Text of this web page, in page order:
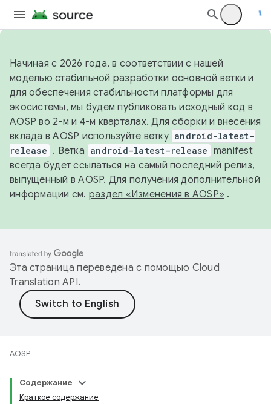
Начиная с 2026 года, в соответствии с нашей
моделью стабильной разработки основной ветки и
для обеспечения стабильности платформы для
экосистемы, мы будем публиковать исходный код в
AOSP во 2-м и 4-м кварталах. Для сборки и внесения
вклада в AOSP используйте ветку android-latest-
release . Ветка android-latest-release manifest
всегда будет ссылаться на самый последний релиз,
выпущенный в AOSP. Для получения дополнительной
информации см. раздел «Изменения в AOSP» .
Эта страница переведена с помощью Cloud
Translation API.
AOSP
Содержание
Краткое содержание